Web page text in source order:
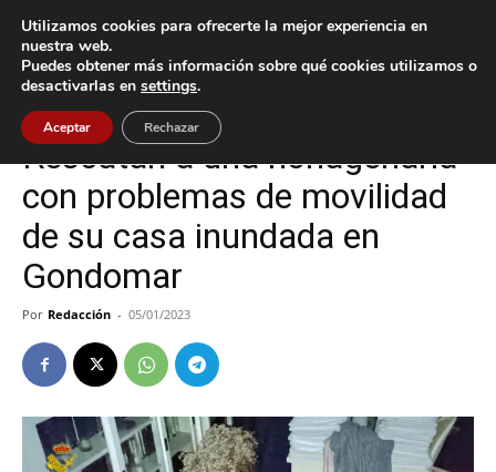
Inicio Gondomar
Gondomar Sucesos
Rescatan a una nonagenaria
con problemas de movilidad
de su casa inundada en
Gondomar
Por Redacción - 05/01/2023
Utilizamos cookies para ofrecerte la mejor experiencia en
nuestra web.
Puedes obtener más información sobre qué cookies utilizamos o
desactivarlas en settings.
Aceptar Rechazar